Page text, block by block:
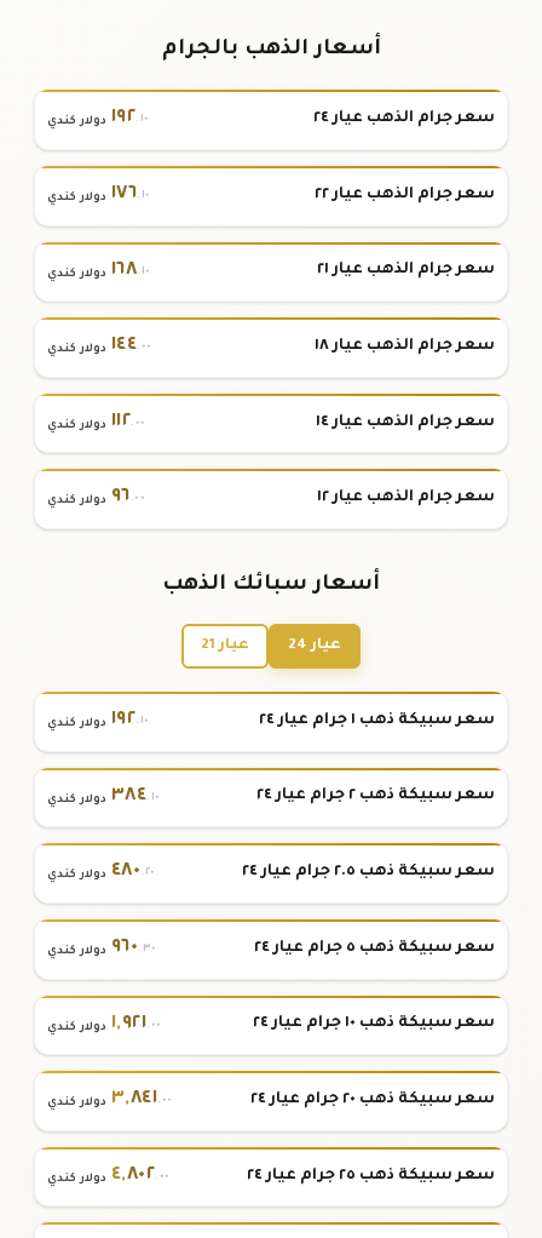
أسعار الذهب بالجرام
سعر جرام الذهب عيار ٢٤ ١٩٢.١٠ دولار كندي
سعر جرام الذهب عيار ٢٢ ١٧٦.١٠ دولار كندي
سعر جرام الذهب عيار ٢١ ١٦٨.١٠ دولار كندي
سعر جرام الذهب عيار ١٨ ١٤٤.٠٠ دولار كندي
سعر جرام الذهب عيار ١٤ ١١٢.٠٠ دولار كندي
سعر جرام الذهب عيار ١٢ ٩٦.٠٠ دولار كندي
أسعار سبائك الذهب
عيار 24 عيار 21
سعر سبيكة ذهب ١ جرام عيار ٢٤ ١٩٢.١٠ دولار كندي
سعر سبيكة ذهب ٢ جرام عيار ٢٤ ٣٨٤.١٠ دولار كندي
سعر سبيكة ذهب ٢.٥ جرام عيار ٢٤ ٤٨٠.٢٠ دولار كندي
سعر سبيكة ذهب ٥ جرام عيار ٢٤ ٩٦٠.٣٠ دولار كندي
سعر سبيكة ذهب ١٠ جرام عيار ٢٤ ١,٩٢١.٠٠ دولار كندي
سعر سبيكة ذهب ٢٠ جرام عيار ٢٤ ٣,٨٤١.٠٠ دولار كندي
سعر سبيكة ذهب ٢٥ جرام عيار ٢٤ ٤,٨٠٢.٠٠ دولار كندي